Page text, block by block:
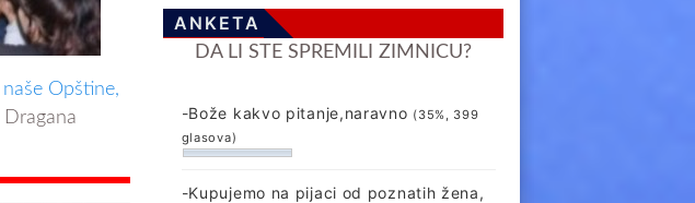
naše Opštine,
Dragana
ANKETA
DA LI STE SPREMILI ZIMNICU?
-Bože kakvo pitanje,naravno (35%, 399
glasova)
-Kupujemo na pijaci od poznatih žena,